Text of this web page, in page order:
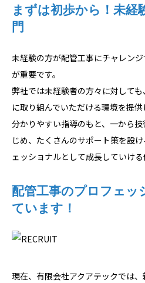
まずは初歩から！未経
門
未経験の方が配管工事にチャレン
が重要です。
弊社では未経験者の方々に対して
に取り組んでいただける環境を提供
分かりやすい指導のもと、一から
じめ、たくさんのサポート策を設
ェッショナルとして成長していける
配管工事のプロフェッ
ています！
現在、有限会社アクアテックでは